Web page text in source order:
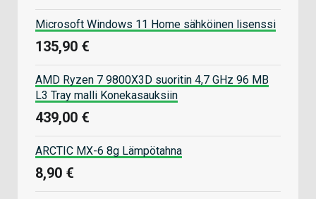
Microsoft Windows 11 Home sähköinen lisenssi
135,90 €
AMD Ryzen 7 9800X3D suoritin 4,7 GHz 96 MB
L3 Tray malli Konekasauksiin
439,00 €
ARCTIC MX-6 8g Lämpötahna
8,90 €